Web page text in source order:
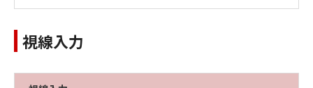
視線入力